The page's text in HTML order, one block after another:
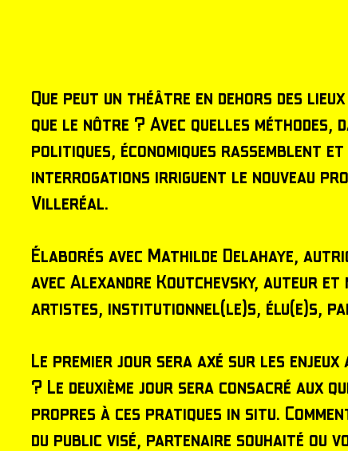
Que peut un théâtre en dehors des
que le nôtre ? Avec quelles méthodes,
politiques, économiques rassemblent
interrogations irriguent le nouveau
Villeréal.
Élaborés avec Mathilde Delahaye,
avec Alexandre Koutchevsky, auteur
artistes, institutionnel(le)s, élu(e)s,
Le premier jour sera axé sur les
? Le deuxième jour sera consacré
propres à ces pratiques in situ.
du public visé, partenaire souhaité ou